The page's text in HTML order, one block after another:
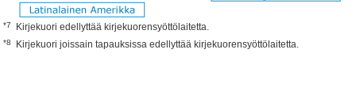
*7 Kirjekuori edellyttää kirjekuorensyöttölaitetta.
*8 Kirjekuori joissain tapauksissa edellyttää kirjekuorensyöttölaitetta.